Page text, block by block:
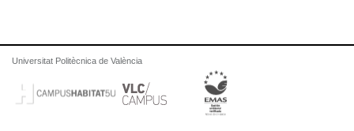
Universitat Politècnica de València